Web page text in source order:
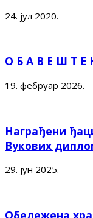
24. јул 2020.
О Б А В Е Ш Т Е
19. фебруар 2026.
Награђени
Вукових
29. јун 2025.
Обележена